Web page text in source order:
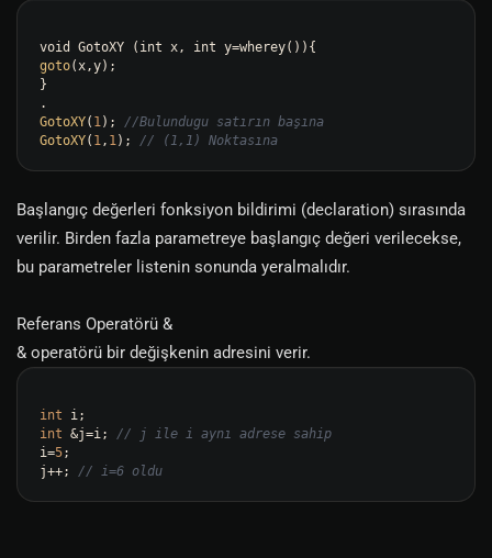
goto(x,y);
}
GotoXY( 1); //Bulundugu satırın başına
GotoXY( 1, 1); // (1,1) Noktasına
Başlangıç değerleri fonksiyon bildirimi (declaration) sırasında
verilir. Birden fazla parametreye başlangıç değeri verilecekse,
bu parametreler listenin sonunda yeralmalıdır.
Referans Operatörü &
& operatörü bir değişkenin adresini verir.
int
int &j=i; // j ile i aynı adrese sahip
i=5;
j++; // i=6 oldu